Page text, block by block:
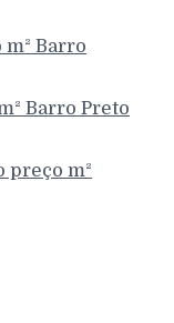
Barro
Barro Preto
preço m²